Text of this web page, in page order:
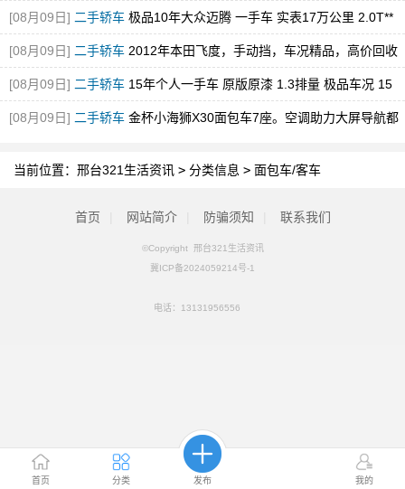
首页 分类 发布 我的
损，百公里9个油
[08月09日] 二手轿车 极品10年大众迈腾 一手车 实表17万公里 2.0T**
动机
[08月09日] 二手轿车 2012年本田飞度，手动挡，车况精品，高价回收
报废车国补**
[08月09日] 二手轿车 15年个人一手车 原版原漆 1.3排量 极品车况 15
年/7
[08月09日] 二手轿车 金杯小海狮X30面包车7座。空调助力大屏导航都
当前位置： 邢台321生活资讯 > 分类信息 > 面包车/客车
首页 网站简介 防骗须知 联系我们
©Copyright 邢台321生活资讯
冀ICP备2024059214号-1
电话： 13131956556